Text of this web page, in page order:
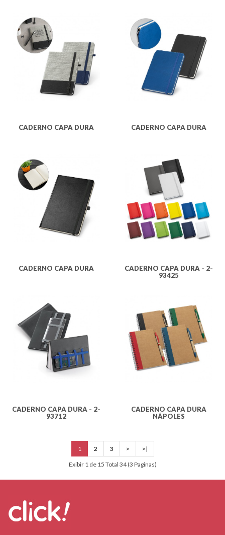
CADERNO CAPA DURA CADERNO CAPA DURA
CADERNO CAPA DURA
CADERNO CAPA DURA - 2-
93425
CADERNO CAPA DURA - 2-
93712
CADERNO CAPA DURA
NÁPOLES
1 2 3 > >|
Exibir 1 de 15 Total 34 (3 Paginas)